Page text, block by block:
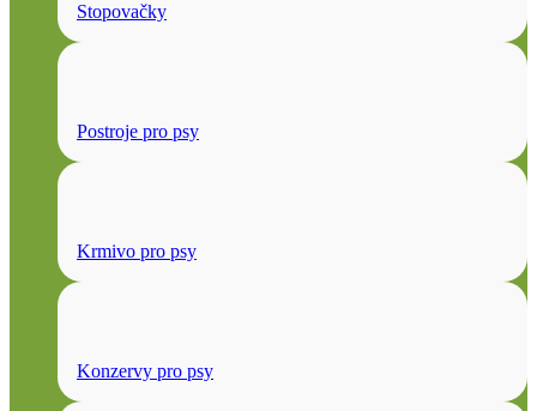
Stopovačky
Postroje pro psy
Krmivo pro psy
Konzervy pro psy